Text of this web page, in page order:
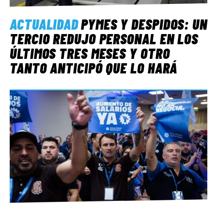
ACTUALIDADPYMES Y DESPIDOS: UN
TERCIO REDUJO PERSONAL EN LOS
ÚLTIMOS TRES MESES Y OTRO
TANTO ANTICIPÓ QUE LO HARÁ